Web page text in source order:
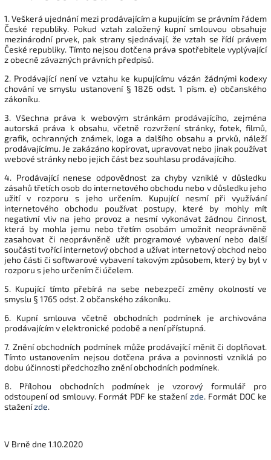
1. Veškerá ujednání mezi prodávajícím a kupujícím se právním řádem
České republiky. Pokud vztah založený kupní smlouvou obsahuje
mezinárodní prvek, pak strany sjednávají, že vztah se řídí právem
České republiky. Tímto nejsou dotčena práva spotřebitele vyplývající
z obecně závazných právních předpisů.
2. Prodávající není ve vztahu ke kupujícímu vázán žádnými kodexy
chování ve smyslu ustanovení § 1826 odst. 1 písm. e) občanského
zákoníku.
3. Všechna práva k webovým stránkám prodávajícího, zejména
autorská práva k obsahu, včetně rozvržení stránky, fotek, filmů,
grafik, ochranných známek, loga a dalšího obsahu a prvků, náleží
prodávajícímu. Je zakázáno kopírovat, upravovat nebo jinak používat
webové stránky nebo jejich část bez souhlasu prodávajícího.
4. Prodávající nenese odpovědnost za chyby vzniklé v důsledku
zásahů třetích osob do internetového obchodu nebo v důsledku jeho
užití v rozporu s jeho určením. Kupující nesmí při využívání
internetového obchodu používat postupy, které by mohly mít
negativní vliv na jeho provoz a nesmí vykonávat žádnou činnost,
která by mohla jemu nebo třetím osobám umožnit neoprávněně
zasahovat či neoprávněně užít programové vybavení nebo další
součásti tvořící internetový obchod a užívat internetový obchod nebo
jeho části či softwarové vybavení takovým způsobem, který by byl v
rozporu s jeho určením či účelem.
5. Kupující tímto přebírá na sebe nebezpečí změny okolností ve
smyslu § 1765 odst. 2 občanského zákoníku.
6. Kupní smlouva včetně obchodních podmínek je archivována
prodávajícím v elektronické podobě a není přístupná.
7. Znění obchodních podmínek může prodávající měnit či doplňovat.
Tímto ustanovením nejsou dotčena práva a povinnosti vzniklá po
dobu účinnosti předchozího znění obchodních podmínek.
8. Přílohou obchodních podmínek je vzorový formulář pro
odstoupení od smlouvy. Formát PDF ke stažení zde. Formát DOC ke
staženízde.
V Brně dne 1.10.2020